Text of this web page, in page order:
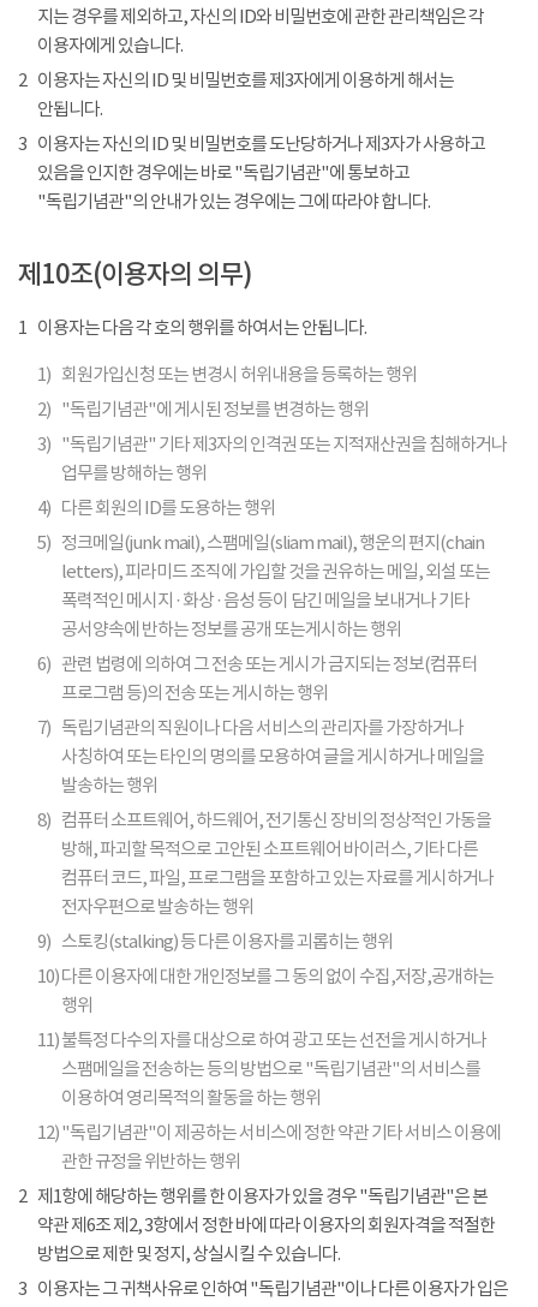
지는 경우를 제외하고, 자신의 ID와 비밀번호에 관한 관리책임은 각
이용자에게 있습니다.
2 이용자는 자신의 ID 및 비밀번호를 제3자에게 이용하게 해서는
안됩니다.
3 이용자는 자신의 ID 및 비밀번호를 도난당하거나 제3자가 사용하고
있음을 인지한 경우에는 바로 "독립기념관"에 통보하고
"독립기념관"의 안내가 있는 경우에는 그에 따라야 합니다.
제10조(이용자의 의무)
1 이용자는 다음 각 호의 행위를 하여서는 안됩니다.
1) 회원가입신청 또는 변경시 허위내용을 등록하는 행위
2) "독립기념관"에 게시된 정보를 변경하는 행위
3) "독립기념관" 기타 제3자의 인격권 또는 지적재산권을 침해하거나
업무를 방해하는 행위
4) 다른 회원의 ID를 도용하는 행위
5) 정크메일(junk mail), 스팸메일(sliam mail), 행운의 편지(chain
letters), 피라미드 조직에 가입할 것을 권유하는 메일, 외설 또는
폭력적인 메시지 · 화상 · 음성 등이 담긴 메일을 보내거나 기타
공서양속에 반하는 정보를 공개 또는게시하는 행위
6) 관련 법령에 의하여 그 전송 또는 게시가 금지되는 정보(컴퓨터
프로그램 등)의 전송 또는 게시하는 행위
7) 독립기념관의 직원이나 다음 서비스의 관리자를 가장하거나
사칭하여 또는 타인의 명의를 모용하여 글을 게시하거나 메일을
발송하는 행위
8) 컴퓨터 소프트웨어, 하드웨어, 전기통신 장비의 정상적인 가동을
방해, 파괴할 목적으로 고안된 소프트웨어 바이러스, 기타 다른
컴퓨터 코드, 파일, 프로그램을 포함하고 있는 자료를 게시하거나
전자우편으로 발송하는 행위
9) 스토킹(stalking) 등 다른 이용자를 괴롭히는 행위
10)다른 이용자에 대한 개인정보를 그 동의 없이 수집,저장,공개하는
행위
11)불특정 다수의 자를 대상으로 하여 광고 또는 선전을 게시하거나
스팸메일을 전송하는 등의 방법으로 "독립기념관"의 서비스를
이용하여 영리목적의 활동을 하는 행위
12)"독립기념관"이 제공하는 서비스에 정한 약관 기타 서비스 이용에
관한 규정을 위반하는 행위
2 제1항에 해당하는 행위를 한 이용자가 있을 경우 "독립기념관"은 본
약관 제6조 제2, 3항에서 정한 바에 따라 이용자의 회원자격을 적절한
방법으로 제한 및 정지, 상실시킬 수 있습니다.
3 이용자는 그 귀책사유로 인하여 "독립기념관"이나 다른 이용자가 입은